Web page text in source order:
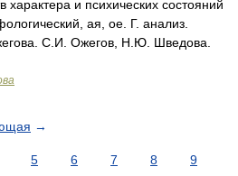
характера и психических состояний
ая, ое. Г. анализ.
С.И. Ожегов, Н.Ю. Шведова.
→
5 6 7 8
9